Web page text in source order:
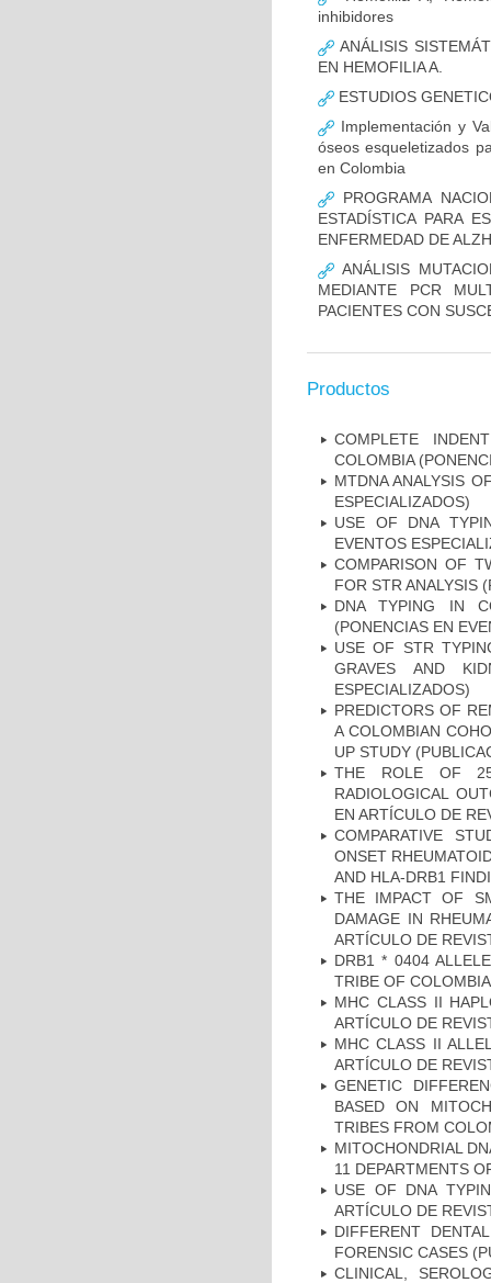
inhibidores
ANÁLISIS
EN HEMOFILIA A.
ESTUDIOS
Implementación y
óseos esqueletizados
en Colombia
PROGRAMA
ESTADÍSTICA PARA
ENFERMEDAD DE
ANÁLISIS
MEDIANTE PCR
PACIENTES CON
Productos
COMPLETE
COLOMBIA
MTDNA ANALYSIS
ESPECIALIZADOS)
USE OF DNA
EVENTOS
COMPARISON OF
FOR STR ANALYSIS
DNA TYPING IN
(PONENCIAS EN
USE OF STR
GRAVES AND
ESPECIALIZADOS)
PREDICTORS OF
A COLOMBIAN
UP STUDY
THE ROLE OF
RADIOLOGICAL
EN ARTÍCULO DE
COMPARATIVE
ONSET
AND HLA-DRB1
THE IMPACT OF
DAMAGE IN
ARTÍCULO DE
DRB1 * 0404
TRIBE OF
MHC CLASS II
ARTÍCULO DE
MHC CLASS II
ARTÍCULO DE
GENETIC
BASED ON
TRIBES FROM
MITOCHONDRIAL
11 DEPARTMENTS
USE OF DNA
ARTÍCULO DE
DIFFERENT
FORENSIC CASES
CLINICAL,